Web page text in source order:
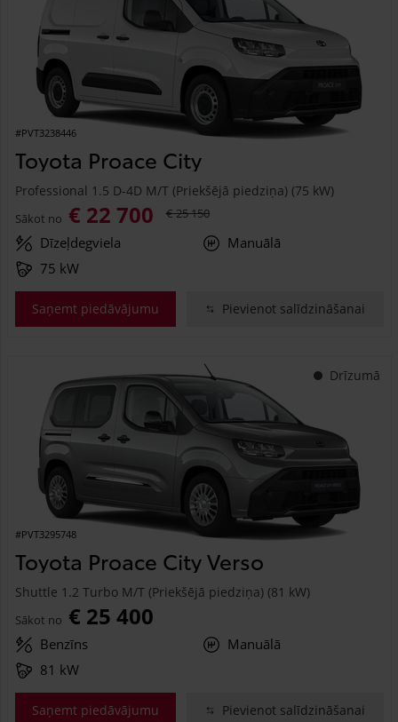
#PVT3238446
Toyota Proace City
Professional 1.5 D-4D M/T (Priekšējā piedziņa) (75 kW)
Sākot no € 22 700 € 25 150
Dīzeļdegviela
Manuālā
75 kW
Saņemt piedāvājumu Pievienot salīdzināšanai
Drīzumā
#PVT3295748
Toyota Proace City Verso
Shuttle 1.2 Turbo M/T (Priekšējā piedziņa) (81 kW)
Sākot no € 25 400
Benzīns
Manuālā
81 kW
Saņemt piedāvājumu Pievienot salīdzināšanai